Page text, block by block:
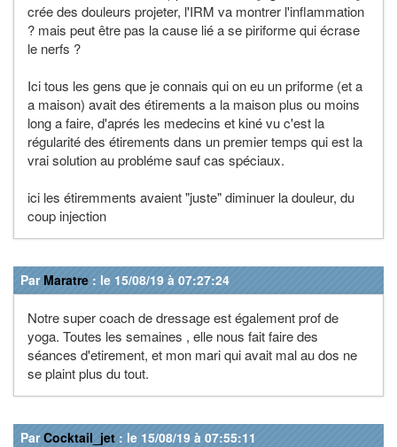
crée des douleurs projeter, l'IRM va montrer l'inflammation
? mais peut être pas la cause lié a se piriforme qui écrase
le nerfs ?
Ici tous les gens que je connais qui on eu un priforme (et a
a maison) avait des étirements a la maison plus ou moins
long a faire, d'aprés les medecins et kiné vu c'est la
régularité des étirements dans un premier temps qui est la
vrai solution au probléme sauf cas spéciaux.
ici les étiremments avaient "juste" diminuer la douleur, du
coup injection
Par Maratre : le 15/08/19 à 07:27:24
Notre super coach de dressage est également prof de
yoga. Toutes les semaines , elle nous fait faire des
séances d'etirement, et mon mari qui avait mal au dos ne
se plaint plus du tout.
ParCocktail_jet : le 15/08/19 à 07:55:11